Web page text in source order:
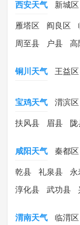
西安天气 新城区
雁塔区 阎良区
周至县 户县 高
铜川天气 王益区
宝鸡天气 渭滨区
扶风县 眉县 陇
咸阳天气 秦都区
乾县 礼泉县 永
淳化县 武功县
渭南天气 临渭区